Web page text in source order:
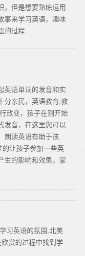
，但是想要熟练运用
事来学习英语，趣味
的过程
英语单词的发音和实
分亲民，英语教育,教
改变，孩子在刚开始
发音，在这里您可以
朗读英语有助于孩
的让孩子参加一些英
生的影响和效果，掌
习英语的氛围,北美
赏的过程中找到学